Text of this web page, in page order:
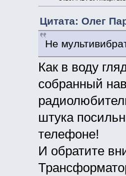
Цитата: Олег
Не
Как в воду
собранный
штука
телефоне!
И обратите